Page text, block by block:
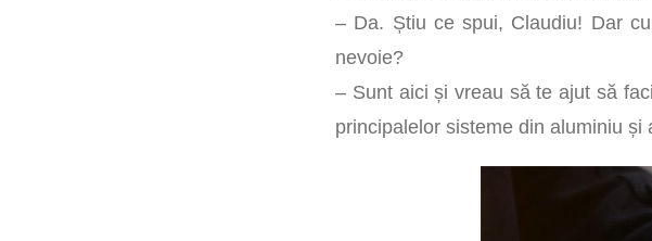
– Da. Știu ce spui, Claudiu! Dar
nevoie?
– Sunt aici și vreau să te ajut să
principalelor sisteme din aluminiu